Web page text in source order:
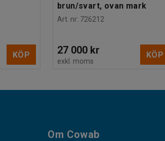
KÖP
brun/svart, ovan mark
Art. nr: 726212
27 000 kr
exkl. moms
KÖP
Om Cowab